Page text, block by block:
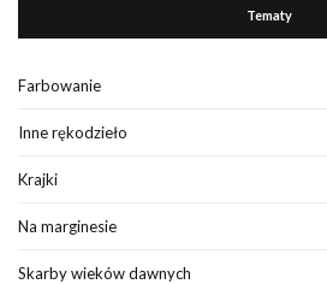
Tematy
Farbowanie
Inne rękodzieło
Krajki
Na marginesie
Skarby wieków dawnych